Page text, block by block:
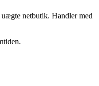
netbutik. Handler med